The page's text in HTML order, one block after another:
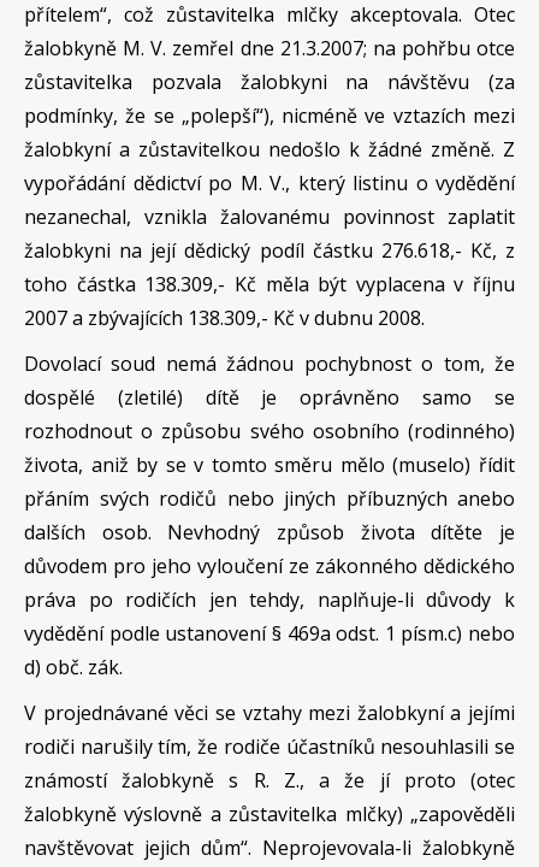
přítelem“, což zůstavitelka mlčky akceptovala. Otec
žalobkyně M. V. zemřel dne 21.3.2007; na pohřbu otce
zůstavitelka pozvala žalobkyni na návštěvu (za
podmínky, že se „polepší“), nicméně ve vztazích mezi
žalobkyní a zůstavitelkou nedošlo k žádné změně. Z
vypořádání dědictví po M. V., který listinu o vydědění
nezanechal, vznikla žalovanému povinnost zaplatit
žalobkyni na její dědický podíl částku 276.618,- Kč, z
toho částka 138.309,- Kč měla být vyplacena v říjnu
2007 a zbývajících 138.309,- Kč v dubnu 2008.
Dovolací soud nemá žádnou pochybnost o tom, že
dospělé (zletilé) dítě je oprávněno samo se
rozhodnout o způsobu svého osobního (rodinného)
života, aniž by se v tomto směru mělo (muselo) řídit
přáním svých rodičů nebo jiných příbuzných anebo
dalších osob. Nevhodný způsob života dítěte je
důvodem pro jeho vyloučení ze zákonného dědického
práva po rodičích jen tehdy, naplňuje-li důvody k
vydědění podle ustanovení § 469a odst. 1 písm.c) nebo
d) obč. zák.
V projednávané věci se vztahy mezi žalobkyní a jejími
rodiči narušily tím, že rodiče účastníků nesouhlasili se
známostí žalobkyně s R. Z., a že jí proto (otec
žalobkyně výslovně a zůstavitelka mlčky) „zapověděli
navštěvovat jejich dům“. Neprojevovala-li žalobkyně